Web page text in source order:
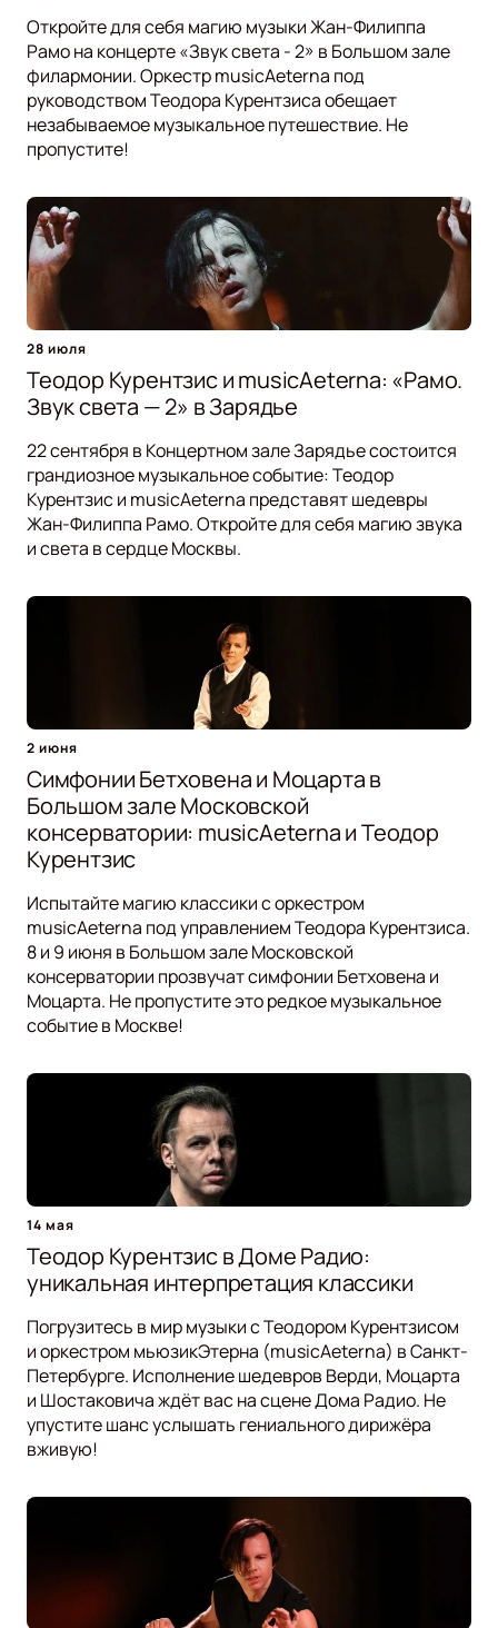
Откройте для себя магию музыки Жан-Филиппа
Рамо на концерте «Звук света - 2» в Большом зале
филармонии. Оркестр musicAeterna под
руководством Теодора Курентзиса обещает
незабываемое музыкальное путешествие. Не
пропустите!
28 июля
Теодор Курентзис и musicAeterna: «Рамо.
Звук света — 2» в Зарядье
22 сентября в Концертном зале Зарядье состоится
грандиозное музыкальное событие: Теодор
Курентзис и musicAeterna представят шедевры
Жан-Филиппа Рамо. Откройте для себя магию звука
и света в сердце Москвы.
2 июня
Симфонии Бетховена и Моцарта в
Большом зале Московской
консерватории: musicAeterna и Теодор
Курентзис
Испытайте магию классики с оркестром
musicAeterna под управлением Теодора Курентзиса.
8 и 9 июня в Большом зале Московской
консерватории прозвучат симфонии Бетховена и
Моцарта. Не пропустите это редкое музыкальное
событие в Москве!
14 мая
Теодор Курентзис в Доме Радио:
уникальная интерпретация классики
Погрузитесь в мир музыки с Теодором Курентзисом
и оркестром мьюзикЭтерна (musicAeterna) в Санкт-
Петербурге. Исполнение шедевров Верди, Моцарта
и Шостаковича ждёт вас на сцене Дома Радио. Не
упустите шанс услышать гениального дирижёра
вживую!